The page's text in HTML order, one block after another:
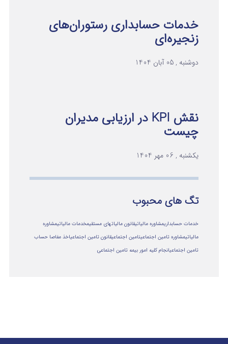
خدمات حسابداری رستوران‌های
زنجیره‌ای
دوشنبه , 05 آبان 1404
نقش KPI در ارزیابی مدیران
چیست
یکشنبه , 06 مهر 1404
تگ های محبوب
خدمات حسابداریمشاوره مالیاتیقانون مالیاتهای مستقیمخدمات مالیاتیمشاوره
مالياتيمشاوره تامین اجتماعیتامین اجتماعیقانون تامین اجتماعیاخذ مفاصا حساب
تامین اجتماعیانجام کلیه امور بیمه تامین اجتماعی